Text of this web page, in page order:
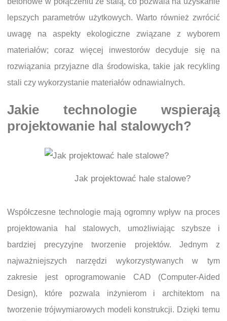
lepszych parametrów użytkowych. Warto również zwrócić
uwagę na aspekty ekologiczne związane z wyborem
materiałów; coraz więcej inwestorów decyduje się na
rozwiązania przyjazne dla środowiska, takie jak recykling
stali czy wykorzystanie materiałów odnawialnych.
Jakie technologie wspierają
projektowanie hal stalowych?
Jak projektować hale stalowe?
Współczesne technologie mają ogromny wpływ na proces
projektowania hal stalowych, umożliwiając szybsze i
bardziej precyzyjne tworzenie projektów. Jednym z
najważniejszych narzędzi wykorzystywanych w tym
zakresie jest oprogramowanie CAD (Computer-Aided
Design), które pozwala inżynierom i architektom na
tworzenie trójwymiarowych modeli konstrukcji. Dzięki temu